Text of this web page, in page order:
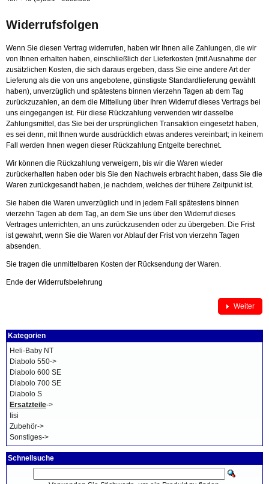
Widerrufsfolgen
Wenn Sie diesen Vertrag widerrufen, haben wir Ihnen alle Zahlungen, die wir
von Ihnen erhalten haben, einschließlich der Lieferkosten (mit Ausnahme der
zusätzlichen Kosten, die sich daraus ergeben, dass Sie eine andere Art der
Lieferung als die von uns angebotene, günstigste Standardlieferung gewählt
haben), unverzüglich und spätestens binnen vierzehn Tagen ab dem Tag
zurückzuzahlen, an dem die Mitteilung über Ihren Widerruf dieses Vertrags bei
uns eingegangen ist. Für diese Rückzahlung verwenden wir dasselbe
Zahlungsmittel, das Sie bei der ursprünglichen Transaktion eingesetzt haben,
es sei denn, mit Ihnen wurde ausdrücklich etwas anderes vereinbart; in keinem
Fall werden Ihnen wegen dieser Rückzahlung Entgelte berechnet.
Wir können die Rückzahlung verweigern, bis wir die Waren wieder
zurückerhalten haben oder bis Sie den Nachweis erbracht haben, dass Sie die
Waren zurückgesandt haben, je nachdem, welches der frühere Zeitpunkt ist.
Sie haben die Waren unverzüglich und in jedem Fall spätestens binnen
vierzehn Tagen ab dem Tag, an dem Sie uns über den Widerruf dieses
Vertrages unterrichten, an uns zurückzusenden oder zu übergeben. Die Frist
ist gewahrt, wenn Sie die Waren vor Ablauf der Frist von vierzehn Tagen
absenden.
Sie tragen die unmittelbaren Kosten der Rücksendung der Waren.
Ende der Widerrufsbelehrung
Weiter
Kategorien
Heli-Baby NT
Diabolo 550->
Diabolo 600 SE
Diabolo 700 SE
Diabolo S
Ersatzteile->
Iisi
Zubehör->
Sonstiges->
Schnellsuche